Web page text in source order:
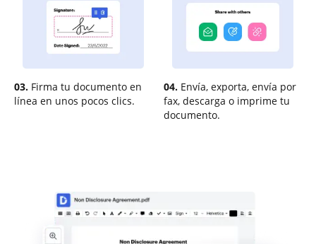
03. Firma tu documento en
línea en unos pocos clics.
04. Envía, exporta, envía por
fax, descarga o imprime tu
documento.